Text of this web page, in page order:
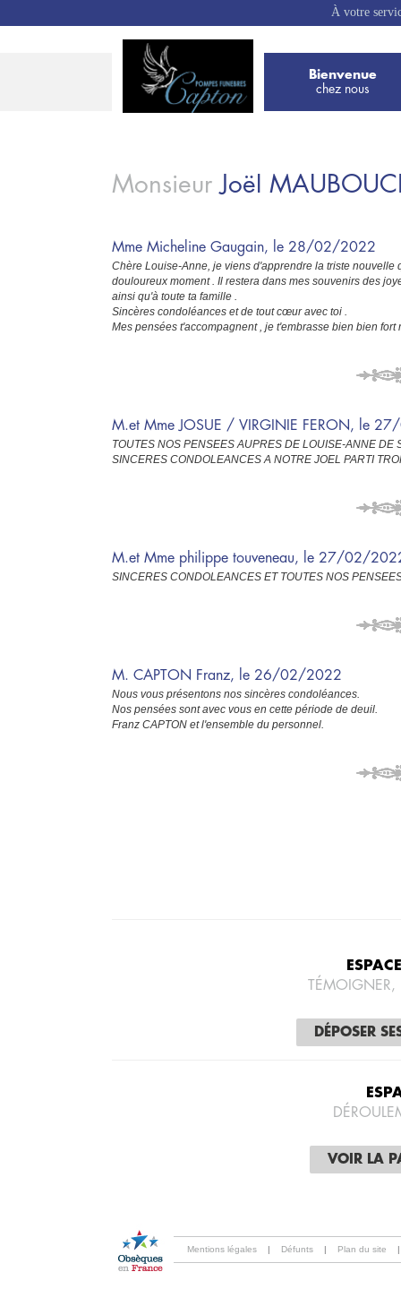
À votre
Bienvenue
chez nous
Monsieur Joël
Mme Micheline Gaugain, le 28/02/2022
Chère Louise-Anne, je viens d'apprendre la triste
douloureux moment . Il restera dans mes souvenirs des
ainsi qu'à toute ta famille .
Sincères condoléances et de tout cœur avec toi .
Mes pensées t'accompagnent , je t'embrasse bien bien fort
M.et Mme JOSUE / VIRGINIE FERON, le
TOUTES NOS PENSEES AUPRES DE LOUISE-ANNE DE
SINCERES CONDOLEANCES A NOTRE JOEL PARTI
M.et Mme philippe touveneau, le 27/02/
SINCERES CONDOLEANCES ET TOUTES NOS
M. CAPTON Franz, le 26/02/2022
Nous vous présentons nos sincères condoléances.
Nos pensées sont avec vous en cette période de deuil.
Franz CAPTON et l'ensemble du personnel.
DÉPOSER
VOIR LA
Mentions légales | Défunts | Plan du site |